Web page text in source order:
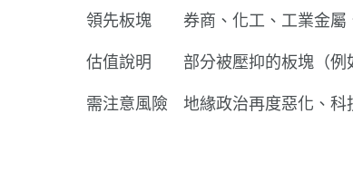
領先板塊
券商、化工、工業金屬
估值說明
部分被壓抑的板塊（例
需注意風險
地緣政治再度惡化、科